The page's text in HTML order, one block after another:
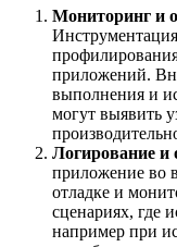
Мониторинг и
приложений.
выполнения и
могут выявить
Логирование и
приложение во
отладке и
сценариях, где
например при